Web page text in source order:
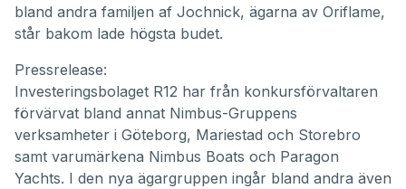
bland andra familjen af Jochnick, ägarna av Oriflame,
står bakom lade högsta budet.
Pressrelease:
Investeringsbolaget R12 har från konkursförvaltaren
förvärvat bland annat Nimbus-Gruppens
verksamheter i Göteborg, Mariestad och Storebro
samt varumärkena Nimbus Boats och Paragon
Yachts. I den nya ägargruppen ingår bland andra även